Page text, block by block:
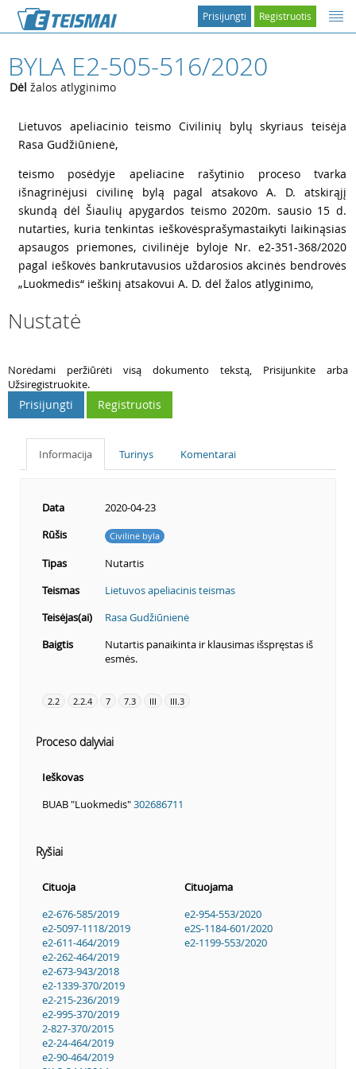
Registruotis
Prisijungti
BYLA E2-505-516/2020
Dėl žalos atlyginimo
Lietuvos apeliacinio teismo Civilinių bylų skyriaus teisėja
Rasa Gudžiūnienė,
teismo posėdyje apeliacine rašytinio proceso tvarka
išnagrinėjusi civilinę bylą pagal atsakovo A. D. atskirąjį
skundą dėl Šiaulių apygardos teismo 2020m. sausio 15 d.
nutarties, kuria tenkintas ieškovėsprašymastaikyti laikinąsias
apsaugos priemones, civilinėje byloje Nr. e2-351-368/2020
pagal ieškovės bankrutavusios uždarosios akcinės bendrovės
„Luokmedis“ ieškinį atsakovui A. D. dėl žalos atlyginimo,
Nustatė
Norėdami peržiūrėti visą dokumento tekstą, Prisijunkite arba
Užsiregistruokite.
Prisijungti Registruotis
Informacija Turinys Komentarai
Data
2020-04-23
Rūšis
Civilinė byla
Tipas
Nutartis
Teismas
Lietuvos apeliacinis teismas
Teisėjas(ai)
Rasa Gudžiūnienė
Baigtis
Nutartis panaikinta ir klausimas išspręstas iš
esmės.
2.2 2.2.4 7 7.3 III III.3
Proceso dalyviai
Ieškovas
BUAB "Luokmedis"302686711
Ryšiai
Cituoja
Cituojama
e2-676-585/2019
e2-5097-1118/2019
e2-611-464/2019
e2-262-464/2019
e2-673-943/2018
e2-1339-370/2019
e2-215-236/2019
e2-995-370/2019
2-827-370/2015
e2-24-464/2019
e2-90-464/2019
e2-954-553/2020
e2S-1184-601/2020
e2-1199-553/2020